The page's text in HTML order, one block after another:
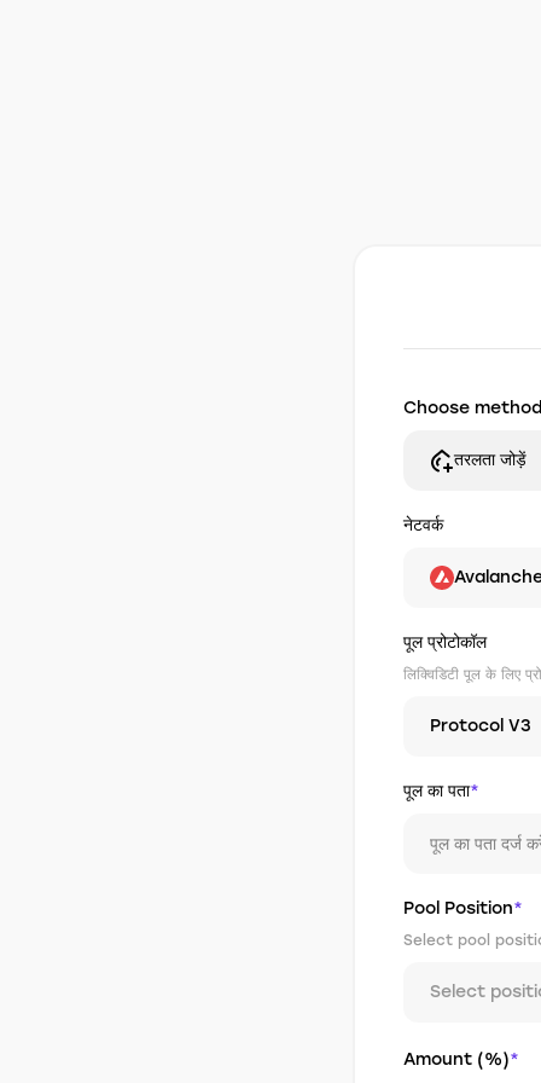
Choose
तरलता जोड़ें
नेटवर्क
पूल प्रोटोकॉल
लिक्विडिटी पूल के लिए
Protocol V3
पूल का पता*
Pool Position*
Select pool
Select
Amount (%)*